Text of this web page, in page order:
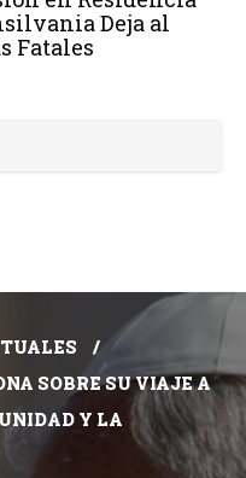
Deja al
Fatales
SOBRE SU VIAJE A
Y LA